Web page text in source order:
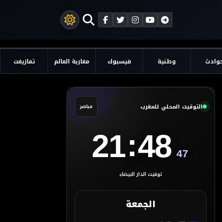
وطنية فيسبوك مغاربة العالم تمازيغت
التوقيت المحلي للمغرب مباشر
21:48 48
توقيت الدار البيضاء
الجمعة